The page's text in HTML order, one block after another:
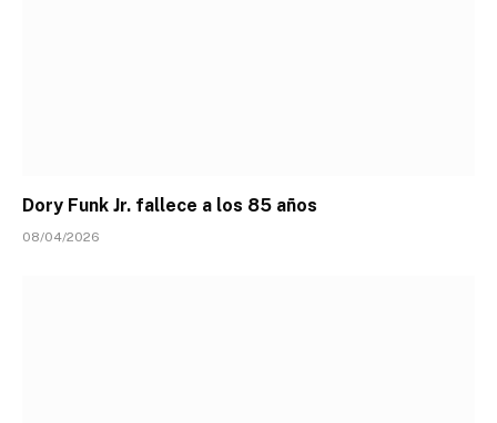
Dory Funk Jr. fallece a los 85 años
08/04/2026